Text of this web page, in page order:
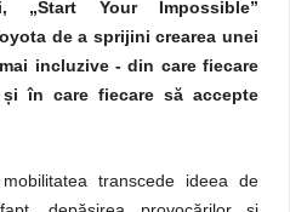
„Start Your Impossible”
de a sprijini crearea unei
incluzive - din care fiecare
în care fiecare să accepte
transcede ideea de